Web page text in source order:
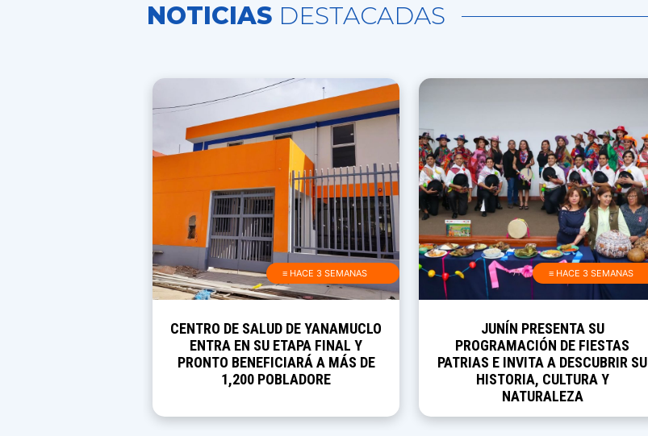
NOTICIAS DESTACADAS
≡ HACE 3 SEMANAS
CENTRO DE SALUD DE YANAMUCLO
ENTRA EN SU ETAPA FINAL Y
PRONTO BENEFICIARÁ A MÁS DE
1,200 POBLADORE
≡ HACE 3 SEMANAS
JUNÍN PRESENTA SU
PROGRAMACIÓN DE FIESTAS
PATRIAS E INVITA A DESCUBRIR SU
HISTORIA, CULTURA Y
NATURALEZA